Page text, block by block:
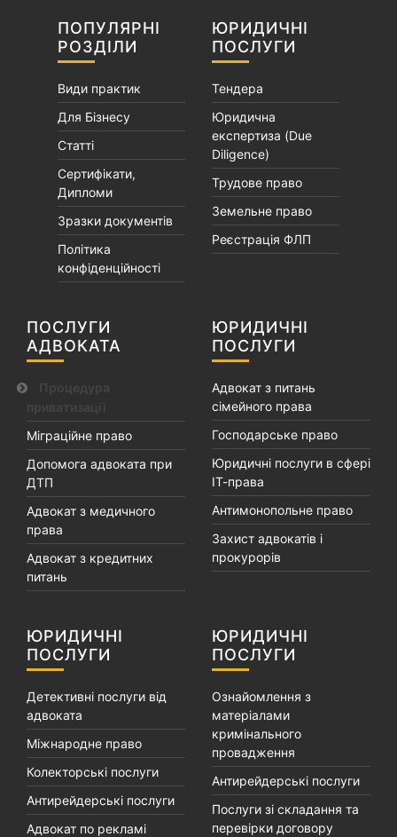
ПОПУЛЯРНІ
РОЗДІЛИ
Види практик
Для Бізнесу
Статті
Сертифікати,
Дипломи
Зразки документів
Політика
конфіденційності
ЮРИДИЧНІ
ПОСЛУГИ
Тендера
Юридична
експертиза (Due
Diligence)
Трудове право
Земельне право
Реєстрація ФЛП
ПОСЛУГИ
АДВОКАТА
Процедура
приватизації
Міграційне право
Допомога адвоката при
ДТП
Адвокат з медичного
права
Адвокат з кредитних
питань
ЮРИДИЧНІ
ПОСЛУГИ
Адвокат з питань
сімейного права
Господарське право
Юридичні послуги в сфері
ІТ-права
Антимонопольне право
Захист адвокатів і
прокурорів
ЮРИДИЧНІ
ПОСЛУГИ
Детективні послуги від
адвоката
Міжнародне право
Колекторські послуги
Антирейдерські послуги
Адвокат по рекламі
ЮРИДИЧНІ
ПОСЛУГИ
Ознайомлення з
матеріалами
кримінального
провадження
Антирейдерські послуги
Послуги зі складання та
перевірки договору